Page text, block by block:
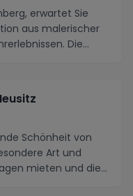
erwartet Sie
aus malerischer
Die
Schönheit von
Art und
mieten und die